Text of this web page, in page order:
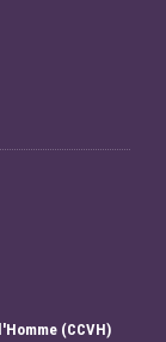
(CCVH)